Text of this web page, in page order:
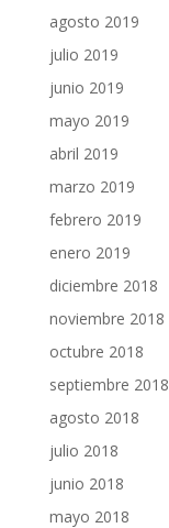
agosto 2019
julio 2019
junio 2019
mayo 2019
abril 2019
marzo 2019
febrero 2019
enero 2019
diciembre 2018
noviembre 2018
octubre 2018
septiembre 2018
agosto 2018
julio 2018
junio 2018
mayo 2018